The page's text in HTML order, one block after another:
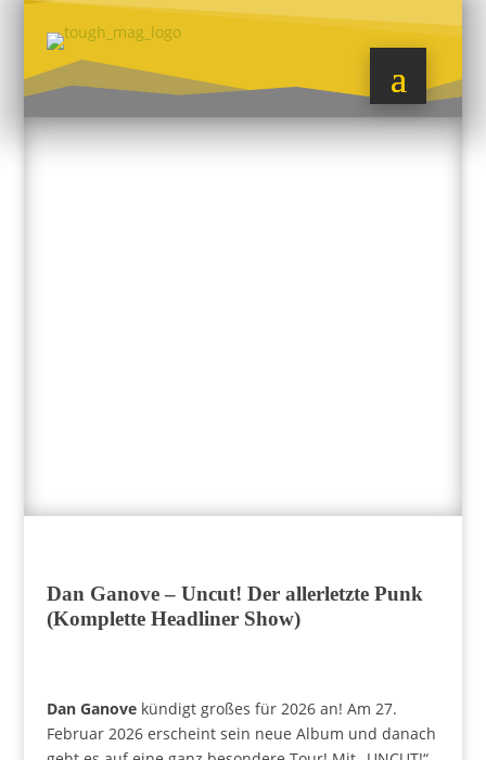
Dan Ganove – Uncut! Der allerletzte Punk
(Komplette Headliner Show)
Dan Ganove kündigt großes für 2026 an! Am 27.
Februar 2026 erscheint sein neue Album und danach